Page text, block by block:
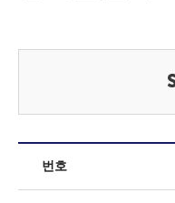
번호